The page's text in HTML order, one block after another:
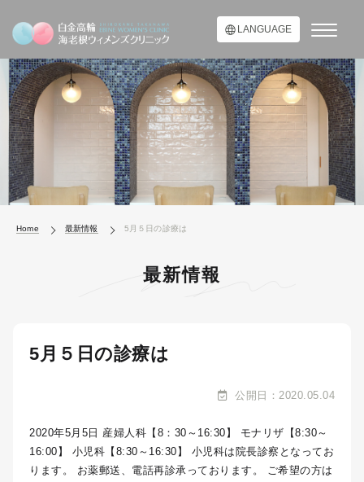
LANGUAGE
Home 最新情報 5月５日の診療は
最新情報
5月５日の診療は
公開日：2020.05.04
2020年5月5日 産婦人科【8：30～16:30】 モナリザ【8:30～
16:00】 小児科【8:30～16:30】 小児科は院長診察となってお
ります。 お薬郵送、電話再診承っております。 ご希望の方は